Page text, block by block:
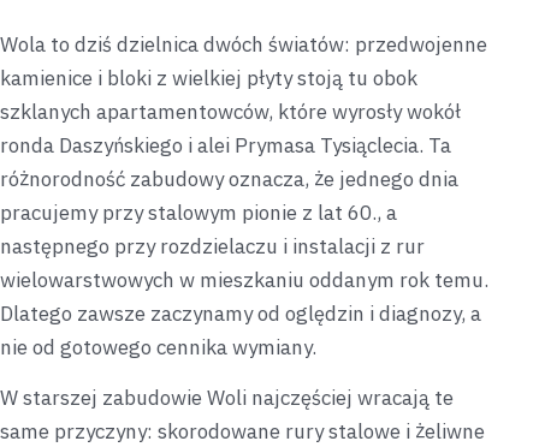
Wola to dziś dzielnica dwóch światów: przedwojenne
kamienice i bloki z wielkiej płyty stoją tu obok
szklanych apartamentowców, które wyrosły wokół
ronda Daszyńskiego i alei Prymasa Tysiąclecia. Ta
różnorodność zabudowy oznacza, że jednego dnia
pracujemy przy stalowym pionie z lat 60., a
następnego przy rozdzielaczu i instalacji z rur
wielowarstwowych w mieszkaniu oddanym rok temu.
Dlatego zawsze zaczynamy od oględzin i diagnozy, a
nie od gotowego cennika wymiany.
W starszej zabudowie Woli najczęściej wracają te
same przyczyny: skorodowane rury stalowe i żeliwne